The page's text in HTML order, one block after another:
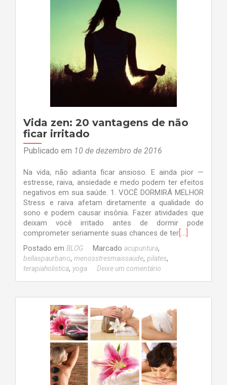
Vida zen: 20 vantagens de não
ficar irritado
Publicado em 10 de dezembro de 2016
Na vida, não adianta ficar ansioso. E ainda pior —
estresse, raiva, ansiedade e medo podem ter efeitos
negativos em sua saúde. 1. VOCÊ DORMIRÁ MELHOR
Stress e raiva afetam diretamente a qualidade do
sono e podem causar insônia. Fazer atividades que
deixam você irritado antes de dormir pode
comprometer seriamente suas chances de ter[…]
Postado em BLOG Marcado acupuntura,
bellaspaurbano, menosstresmaissaude, pilates,
terapiaholistica, yoga Deixe um comentário